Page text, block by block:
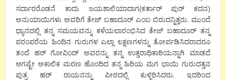
ಸರ್ದಾರರೊಡನೆ ಕಾದು ಜಯಶಾಲಿಯಾದಾಗ(ಕರ್ತಾರ್ ಪುರ್ ಕದನ)
ಅನುಯಾಯಿಗಳು ಅವರಿಗೆ ತೇಜ್ ಬಹಾದೂರ್ ಎಂಬ ಬಿರುದನ್ನಿತ್ತರು. ಮುಂದೆ
ಧ್ಯಾನದಲ್ಲಿ ತನ್ನ ಸಮಯವನ್ನು ಕಳೆಯಲಾರಂಭಿಸಿದ ತೇಜ್ ಬಹಾದೂರ್ ತನ್ನ
ಪರಂಪರೆಯ ಹಿಂದಿನ ಗುರುಗಳ ಎಲ್ಲಾ ಲಕ್ಷಣಗಳನ್ನು ತೋರ್ಪಡಿಸಿದರಾದರೂ
ತಂದೆ ಹರ್ ಗೋವಿಂದ್ ಅವರನ್ನು ತನ್ನ ಉತ್ತರಾಧಿಕಾರಿಯನ್ನಾಗಿ ಮಾಡದೆ
ಆಗಷ್ಟೇ ಅಕಾಲಿಕ ಮರಣ ಹೊಂದಿದ ತನ್ನ ಹಿರಿಯ ಮಗ ಭಾಯಿ ಗುರುದತ್ತನ
ಪುತ್ರ ಹರ್ ರಾಯನನ್ನು ಪೀಠದಲ್ಲಿ ಕುಳ್ಳಿರಿಸಿದರು. ಇದರಿಂದ